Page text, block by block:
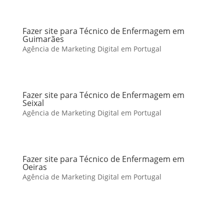
Fazer site para Técnico de Enfermagem em
Guimarães
Agência de Marketing Digital em Portugal
Fazer site para Técnico de Enfermagem em
Seixal
Agência de Marketing Digital em Portugal
Fazer site para Técnico de Enfermagem em
Oeiras
Agência de Marketing Digital em Portugal